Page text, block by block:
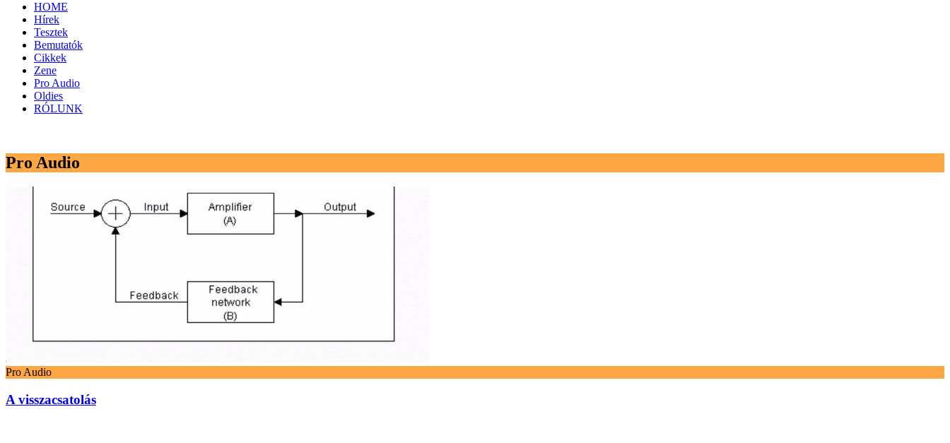
HOME
Hírek
Tesztek
Bemutatók
Cikkek
Zene
Pro Audio
Oldies
RÓLUNK
Pro Audio
Pro Audio
A visszacsatolás